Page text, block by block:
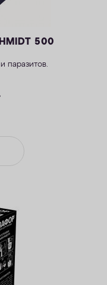
модуль J.SHMIDT 500
паразитов.